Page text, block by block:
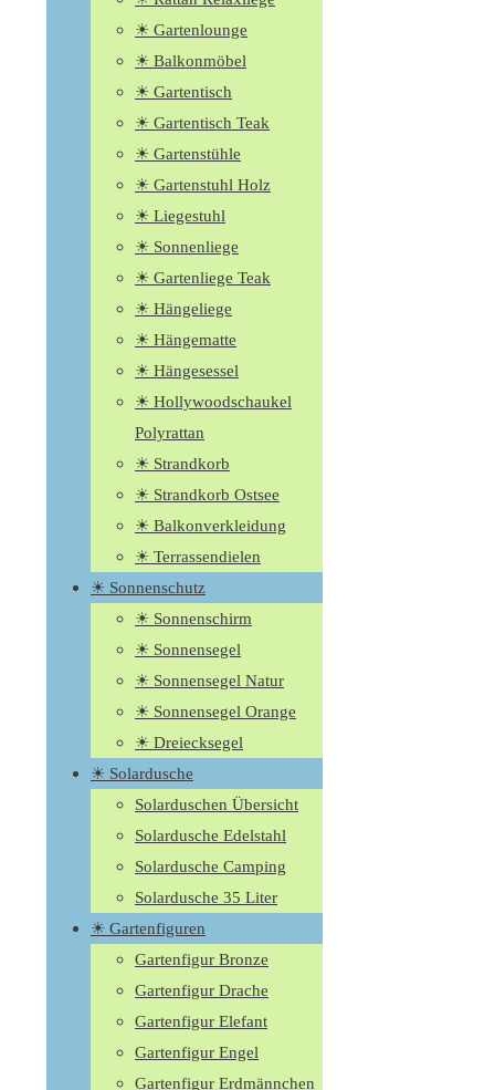
☀ Gartenlounge
☀ Balkonmöbel
☀ Gartentisch
☀ Gartentisch Teak
☀ Gartenstühle
☀ Gartenstuhl Holz
☀ Liegestuhl
☀ Sonnenliege
☀ Gartenliege Teak
☀ Hängeliege
☀ Hängematte
☀ Hängesessel
☀ Hollywoodschaukel
Polyrattan
☀ Strandkorb
☀ Strandkorb Ostsee
☀ Balkonverkleidung
☀ Terrassendielen
☀ Sonnenschutz
☀ Sonnenschirm
☀ Sonnensegel
☀ Sonnensegel Natur
☀ Sonnensegel Orange
☀ Dreiecksegel
☀ Solardusche
Solarduschen Übersicht
Solardusche Edelstahl
Solardusche Camping
Solardusche 35 Liter
☀ Gartenfiguren
Gartenfigur Bronze
Gartenfigur Drache
Gartenfigur Elefant
Gartenfigur Engel
Gartenfigur Erdmännchen